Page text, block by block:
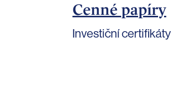
Cenné papíry
Investiční certifikáty